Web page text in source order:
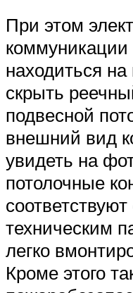
При этом
находиться
скрыть
подвесной
внешний вид
увидеть на
потолочные
техническим
легко
Кроме этого